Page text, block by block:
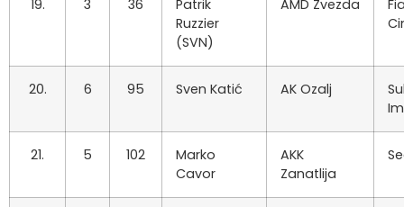
19. 3 36
Patrik
Ruzzier
(SVN)
AMD Zvezda
20. 6 95 Sven Katić AK Ozalj
21. 5 102
Marko
Cavor
AKK
Zanatlija